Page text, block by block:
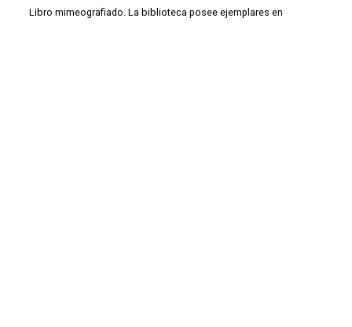
Libro mimeografiado. La biblioteca posee ejemplares en